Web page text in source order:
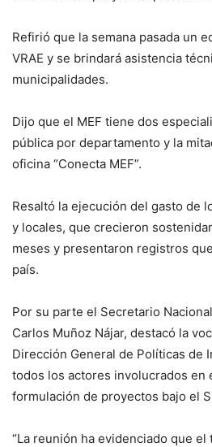
Refirió que la semana pasada un
VRAE y se brindará asistencia
municipalidades.
Dijo que el MEF tiene dos
pública por departamento y la
oficina “Conecta MEF”.
Resaltó la ejecución del gasto de
y locales, que crecieron
meses y presentaron registros
país.
Por su parte el Secretario
Carlos Muñoz Nájar, destacó la
Dirección General de Políticas de
todos los actores involucrados en
formulación de proyectos bajo el
“La reunión ha evidenciado que